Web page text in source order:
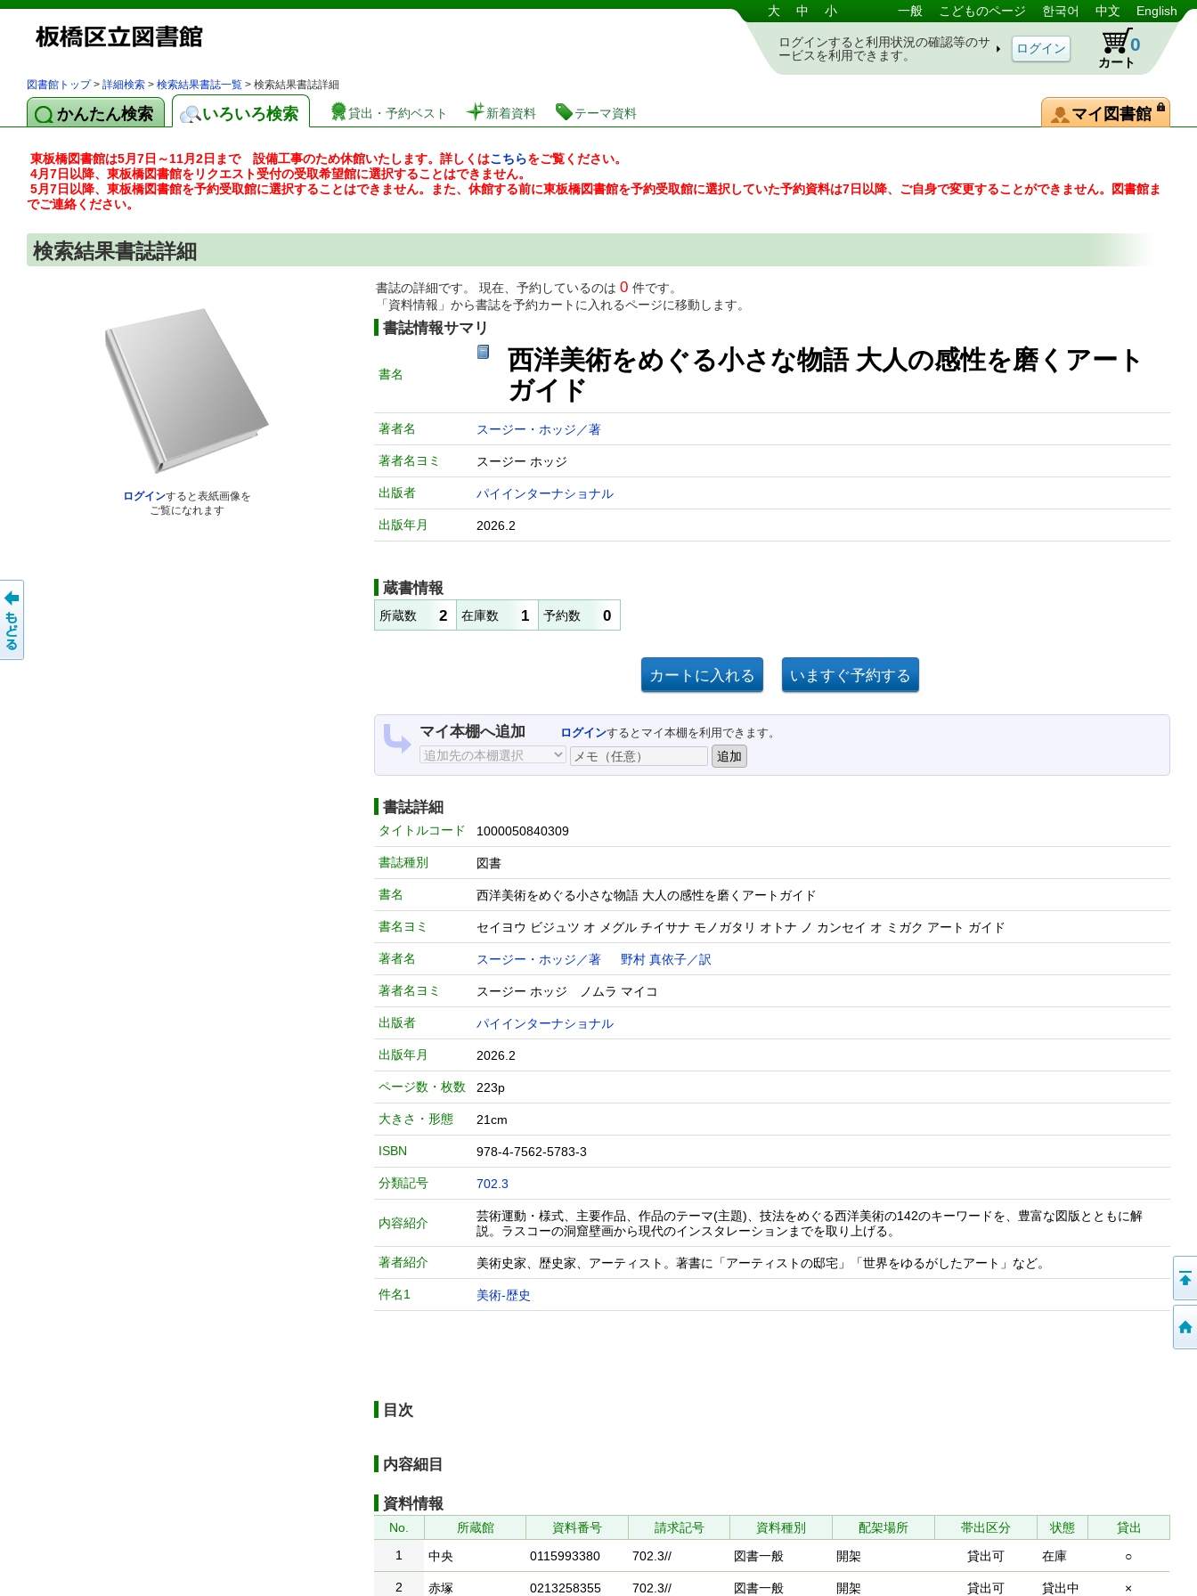
図書館 蔵書検索・予約システム 大 中 小 一般 こどものページ 한국어 中文 English
ログインすると利用状況の確認等のサ
ービスを利用できます。
カート
0
図書館トップ> 詳細検索 > 検索結果書誌一覧 > 検索結果書誌詳細
かんたん検索 いろいろ検索 貸出・予約ベスト 新着資料 テーマ資料 マイ図書館
東板橋図書館は5月7日～11月2日まで 設備工事のため休館いたします。詳しくはこちらをご覧ください。
4月7日以降、東板橋図書館をリクエスト受付の受取希望館に選択することはできません。
5月7日以降、東板橋図書館を予約受取館に選択することはできません。また、休館する前に東板橋図書館を予約受取館に選択していた予約資料は7日以降、ご自身で変更することができません。図書館ま
でご連絡ください。
検索結果書誌詳細
ログインすると表紙画像を
ご覧になれます
書誌の詳細です。 現在、予約しているのは 0 件です。
「資料情報」から書誌を予約カートに入れるページに移動します。
書誌情報サマリ
書名
西洋美術をめぐる小さな物語 大人の感性を磨くアート
ガイド
著者名 スージー・ホッジ／著
著者名ヨミ スージー ホッジ
出版者 パイインターナショナル
出版年月 2026.2
蔵書情報
所蔵数 2 在庫数 1 予約数 0
マイ本棚へ追加 ログインするとマイ本棚を利用できます。
書誌詳細
タイトルコード 1000050840309
書誌種別 図書
書名 西洋美術をめぐる小さな物語 大人の感性を磨くアートガイド
書名ヨミ セイヨウ ビジュツ オ メグル チイサナ モノガタリ オトナ ノ カンセイ オ ミガク アート ガイド
著者名 スージー・ホッジ／著 野村 真依子／訳
著者名ヨミ スージー ホッジ ノムラ マイコ
出版者 パイインターナショナル
出版年月 2026.2
ページ数・枚数 223p
大きさ・形態 21cm
ISBN 978-4-7562-5783-3
分類記号 702.3
内容紹介
芸術運動・様式、主要作品、作品のテーマ(主題)、技法をめぐる西洋美術の142のキーワードを、豊富な図版とともに解
説。ラスコーの洞窟壁画から現代のインスタレーションまでを取り上げる。
著者紹介 美術史家、歴史家、アーティスト。著書に「アーティストの邸宅」「世界をゆるがしたアート」など。
件名1 美術-歴史
目次
内容細目
資料情報
No. 所蔵館 資料番号 請求記号 資料種別 配架場所 帯出区分 状態
貸出
1
中央 0115993380 702.3// 図書一般 開架 貸出可 在庫 ○
2 赤塚 0213258355 702.3// 図書一般 開架 貸出可 貸出中 ×